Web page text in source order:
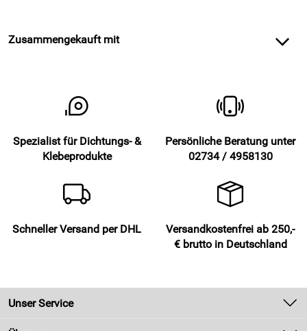
Zusammengekauft mit
Spezialist für Dichtungs- &
Klebeprodukte
Persönliche Beratung unter
02734 / 4958130
Schneller Versand per DHL
Versandkostenfrei ab 250,-
€ brutto in Deutschland
Unser Service